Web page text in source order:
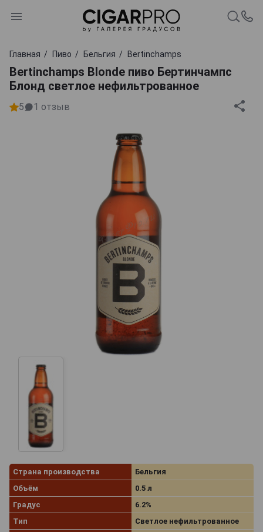
Главная Пиво Бельгия Bertinchamps
Bertinchamps Blonde пиво Бертинчампс
Блонд светлое нефильтрованное
5 1 отзыв
Страна производства
Бельгия
Объём
0.5 л
Градус
6.2%
Тип
Светлое нефильтрованное